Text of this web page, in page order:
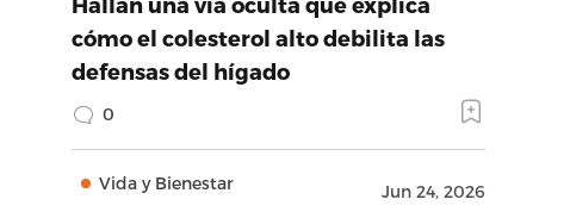
cómo el colesterol alto debilita las
defensas del hígado
0
Vida y Bienestar Jun 24, 2026